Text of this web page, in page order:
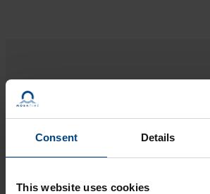
Consent Details
This website uses cookies
CELA VOUS A-T-IL